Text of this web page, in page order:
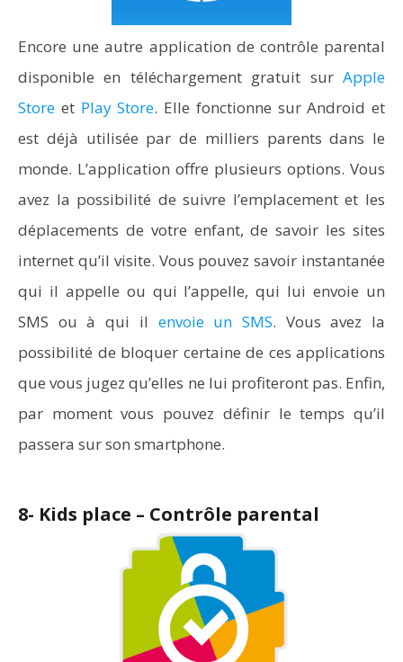
Encore une autre application de contrôle parental
disponible en téléchargement gratuit sur Apple
Store et Play Store. Elle fonctionne sur Android et
est déjà utilisée par de milliers parents dans le
monde. L’application offre plusieurs options. Vous
avez la possibilité de suivre l’emplacement et les
déplacements de votre enfant, de savoir les sites
internet qu’il visite. Vous pouvez savoir instantanée
qui il appelle ou qui l’appelle, qui lui envoie un
SMS ou à qui il envoie un SMS. Vous avez la
possibilité de bloquer certaine de ces applications
que vous jugez qu’elles ne lui profiteront pas. Enfin,
par moment vous pouvez définir le temps qu’il
passera sur son smartphone.
8- Kids place – Contrôle parental